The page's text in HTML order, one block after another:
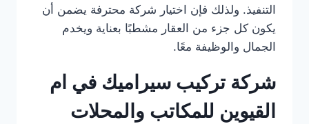
التنفيذ. ولذلك فإن اختيار شركة محترفة يضمن أن
يكون كل جزء من العقار مشطبًا بعناية ويخدم
الجمال والوظيفة معًا.
شركة تركيب سيراميك في ام
القيوين للمكاتب والمحلات